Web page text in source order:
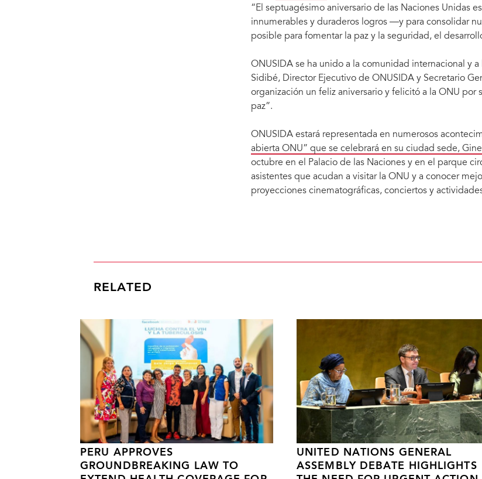
Proyecciones sobre el 70º aniversario en la sede de las Naciones
la Asamblea General. Nueva York, 22 de septiembre de 2015. Fotografía
“El septuagésimo aniversario de las Naciones Unidas
innumerables y duraderos logros ―y para consolidar
posible para fomentar la paz y la seguridad, el
ONUSIDA se ha unido a la comunidad internacional y
Sidibé, Director Ejecutivo de ONUSIDA y Secretario
organización un feliz aniversario y felicitó a la ONU por
paz”.
ONUSIDA estará representada en numerosos
abierta ONU” que se celebrará en su ciudad sede,
octubre en el Palacio de las Naciones y en el parque
asistentes que acudan a visitar la ONU y a conocer
proyecciones cinematográficas, conciertos y
RELATED
PERU APPROVES
GROUNDBREAKING LAW TO
UNITED NATIONS GENERAL
ASSEMBLY DEBATE HIGHLIGHTS